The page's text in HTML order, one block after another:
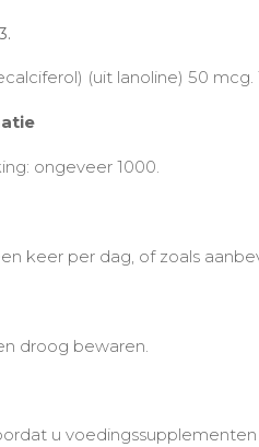
(uit lanoline) 50 mcg.
ongeveer 1000.
keer per dag, of zoals
droog bewaren.
u